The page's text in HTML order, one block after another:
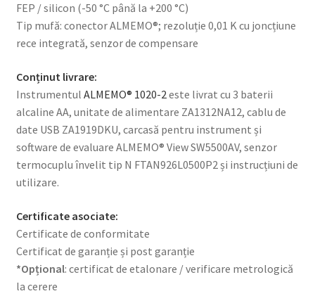
FEP / silicon (-50 °C până la +200 °C)
Tip mufă: conector ALMEMO®; rezoluție 0,01 K cu joncțiune
rece integrată, senzor de compensare
Conținut livrare:
Instrumentul ALMEMO® 1020-2este livrat cu 3 baterii
alcaline AA, unitate de alimentare ZA1312NA12, cablu de
date USB ZA1919DKU, carcasă pentru instrument și
software de evaluare ALMEMO® View SW5500AV, senzor
termocuplu învelit tip N FTAN926L0500P2 și instrucțiuni de
utilizare.
Certificate asociate:
Certificate de conformitate
Certificat de garanție și post garanție
*Opțional: certificat de etalonare / verificare metrologică
la cerere